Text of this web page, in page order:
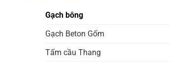
Gạch bông
Gạch Beton Gốm
Tấm cầu Thang